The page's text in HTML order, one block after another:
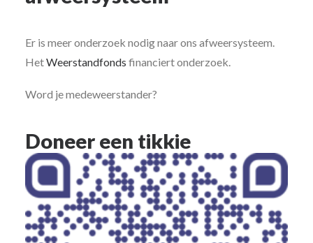
Er is meer onderzoek nodig naar ons afweersysteem.
HetWeerstandfonds financiert onderzoek.
Word je medeweerstander?
Doneer een tikkie